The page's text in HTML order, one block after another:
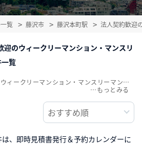
覧 藤沢市 藤沢本町駅 法人契約歓迎
のウィークリーマンション・マンスリ
覧
、即時見積書発行＆予約カレンダーに
藤沢本町駅/法人契約歓迎のウィークリーマンション・マンスリーマンション賃貸物件一覧を掲載中。敷金・礼金無料、家具・家電付をご紹介。こだわり条件での絞込みも簡単！
…